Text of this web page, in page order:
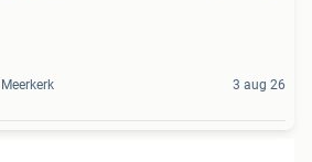
Meerkerk 3 aug 26